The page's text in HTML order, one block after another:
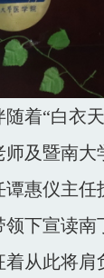
着“白衣
及暨南
惠仪主
下宣读
从此将